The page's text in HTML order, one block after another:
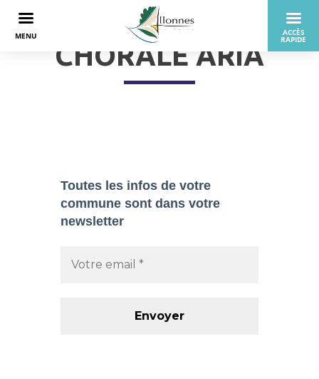
CHORALE ARIA
Toutes les infos de votre
commune sont dans votre
newsletter